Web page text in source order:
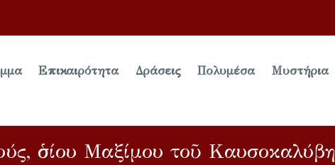
Επικαιρότητα Δράσεις Πολυμέσα Μυστήρια
ὁσίου Μαξίμου τοῦ Καυσοκαλύβη